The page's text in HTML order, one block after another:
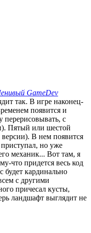
GameDev
так. В игре наконец-
появится и
перерисовывать, с
Пятый или шестой
В нем появится
приступал, но уже
механик... Вот там, я
что придется весь код
будет кардинально
с другими
причесал кусты,
ландшафт выглядит не